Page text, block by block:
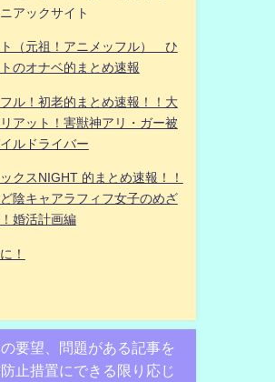
アックサイト
（元祖！アニメッフル） ひ
のオナベ的まとめ速報
ル！初老的まとめ速報！！大
アット！害獣神アリ・ガー被
ルドライバー
クスNIGHT 的まとめ速報！！
陰キャアラフィフ女子のめざ
婚活計画編
！
要望、問題がある記事を
止措置にできる限り応じ